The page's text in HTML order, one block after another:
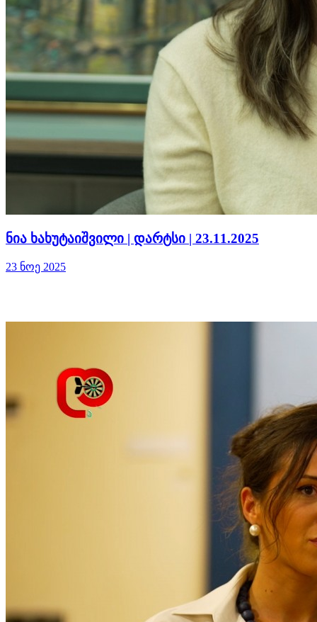
ნია ხახუტაიშვილი | დარტსი | 23.11.2025
23 ნოე 2025